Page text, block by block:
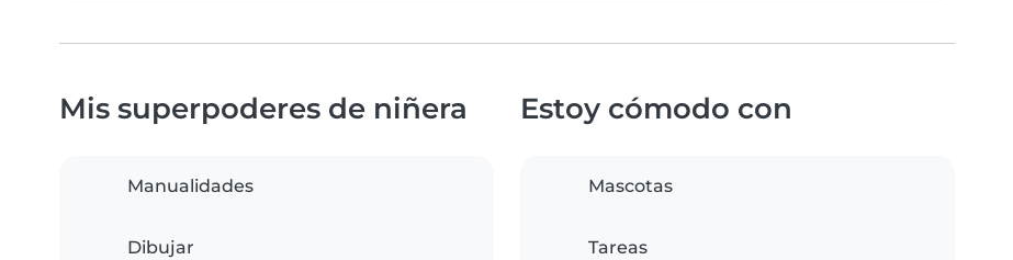
Mis superpoderes de niñera
Manualidades
Dibujar
Estoy cómodo con
Mascotas
Tareas